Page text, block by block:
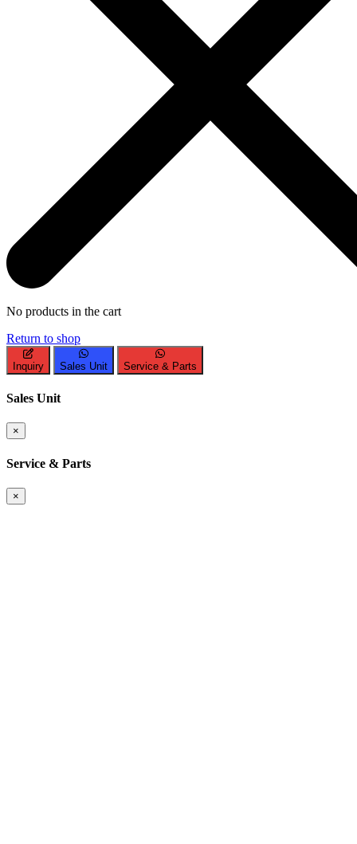
No products in the cart
Return to shop
Inquiry Sales Unit Service & Parts
Sales Unit
×
Service & Parts
×